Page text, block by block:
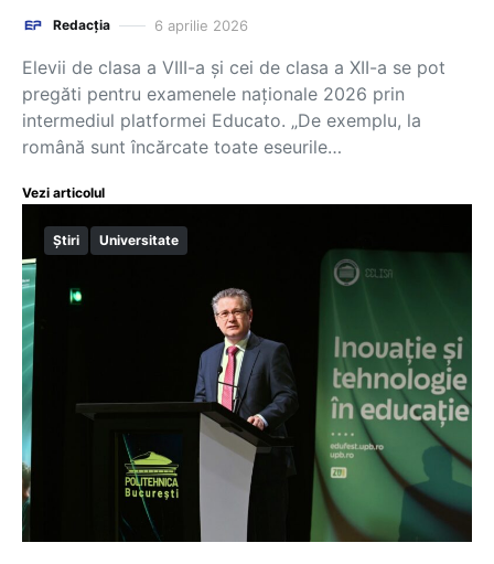
Redacția 6 aprilie 2026
Elevii de clasa a VIII-a și cei de clasa a XII-a se pot
pregăti pentru examenele naționale 2026 prin
intermediul platformei Educato. „De exemplu, la
română sunt încărcate toate eseurile…
Vezi articolul
Știri Universitate